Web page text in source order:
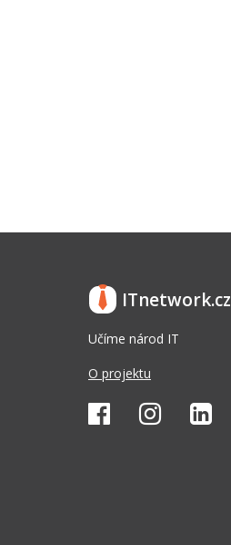
ITnetwork.cz
Učíme národ IT
O projektu